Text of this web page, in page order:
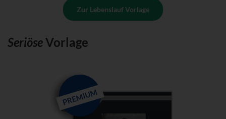
Zur Lebenslauf Vorlage
SeriöseVorlage